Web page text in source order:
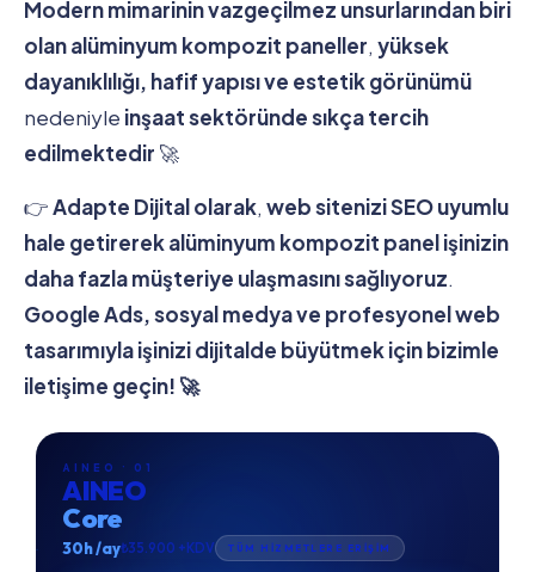
Modern mimarinin vazgeçilmez unsurlarından biri
olan alüminyum kompozit paneller, yüksek
dayanıklılığı, hafif yapısı ve estetik görünümü
nedeniyle inşaat sektöründe sıkça tercih
edilmektedir 🚀
👉Adapte Dijital olarak, web sitenizi SEO uyumlu
hale getirerek alüminyum kompozit panel işinizin
daha fazla müşteriye ulaşmasını sağlıyoruz.
Google Ads, sosyal medya ve profesyonel web
tasarımıyla işinizi dijitalde büyütmek için bizimle
iletişime geçin! 🚀
AINEO · 01
AINEO
Core
30h /ay₺35.900 +KDV TÜM HİZMETLERE ERİŞİM